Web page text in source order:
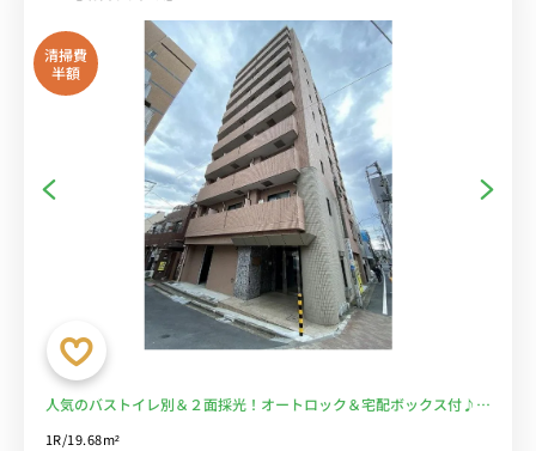
清掃費
半額
人気のバストイレ別＆２面採光！オートロック＆宅配ボックス付♪3
1R/19.68m²